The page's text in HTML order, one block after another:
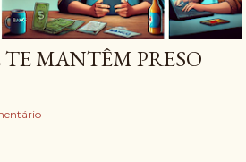
TE MANTÊM PRESO